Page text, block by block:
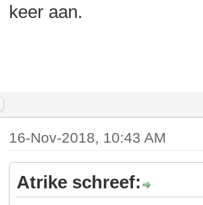
keer aan.
16-Nov-2018, 10:43 AM
Atrike schreef: